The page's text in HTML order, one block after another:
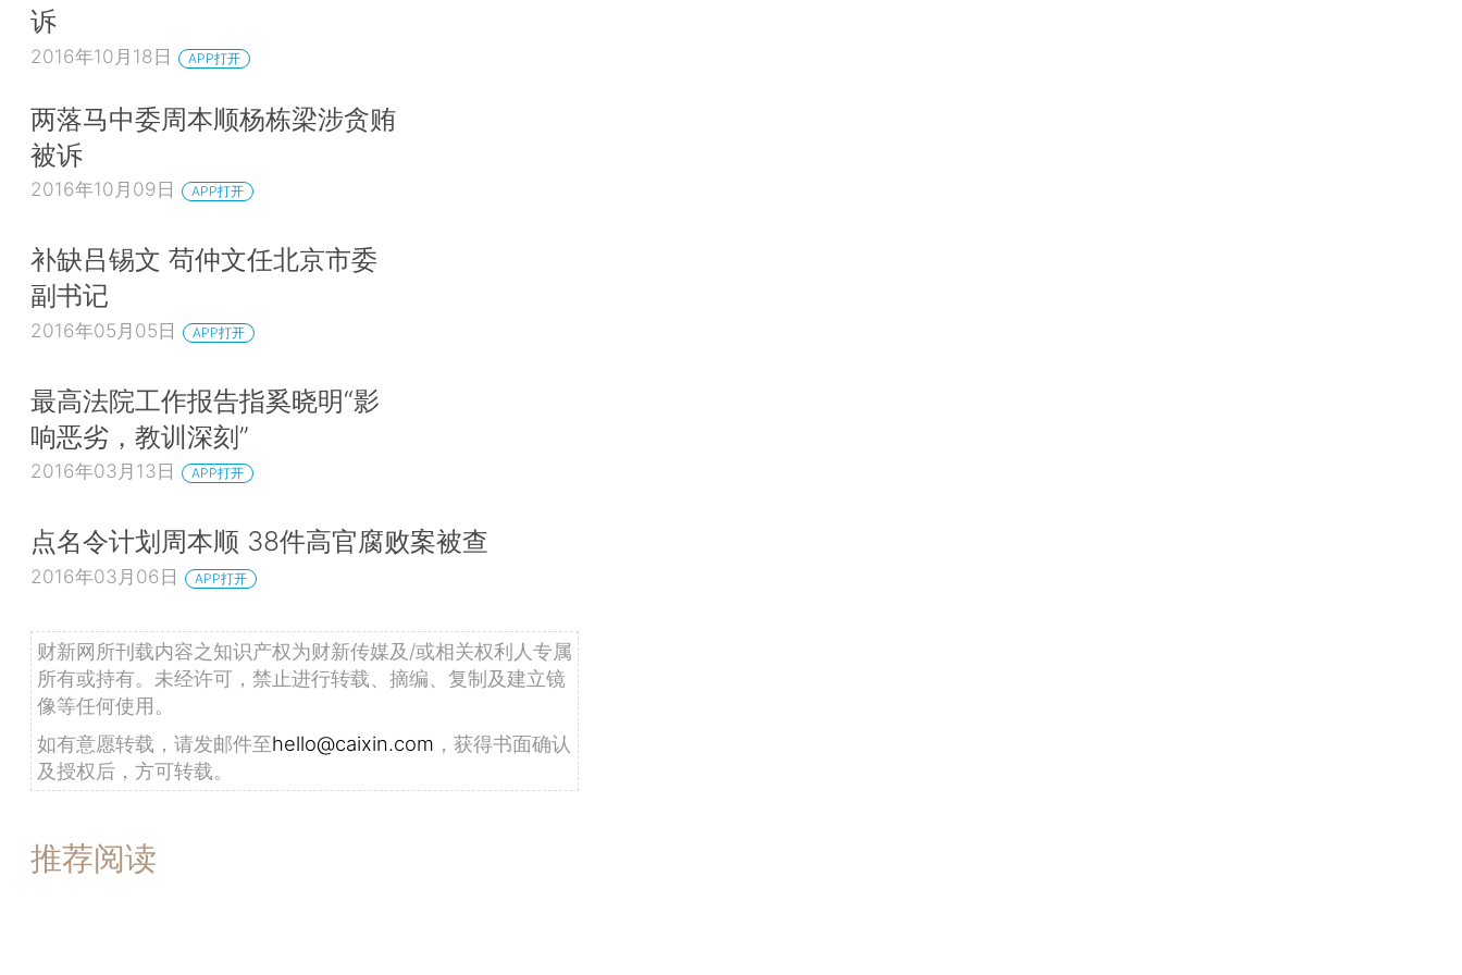
诉
2016年10月18日 APP打开
两落马中委周本顺杨栋梁涉贪贿
被诉
2016年10月09日 APP打开
补缺吕锡文 苟仲文任北京市委
副书记
2016年05月05日 APP打开
最高法院工作报告指奚晓明“影
响恶劣，教训深刻”
2016年03月13日 APP打开
点名令计划周本顺 38件高官腐败案被查
2016年03月06日 APP打开
财新网所刊载内容之知识产权为财新传媒及/或相关权利人专属
所有或持有。未经许可，禁止进行转载、摘编、复制及建立镜
像等任何使用。
如有意愿转载，请发邮件至hello@caixin.com ，获得书面确认
及授权后，方可转载。
推荐阅读